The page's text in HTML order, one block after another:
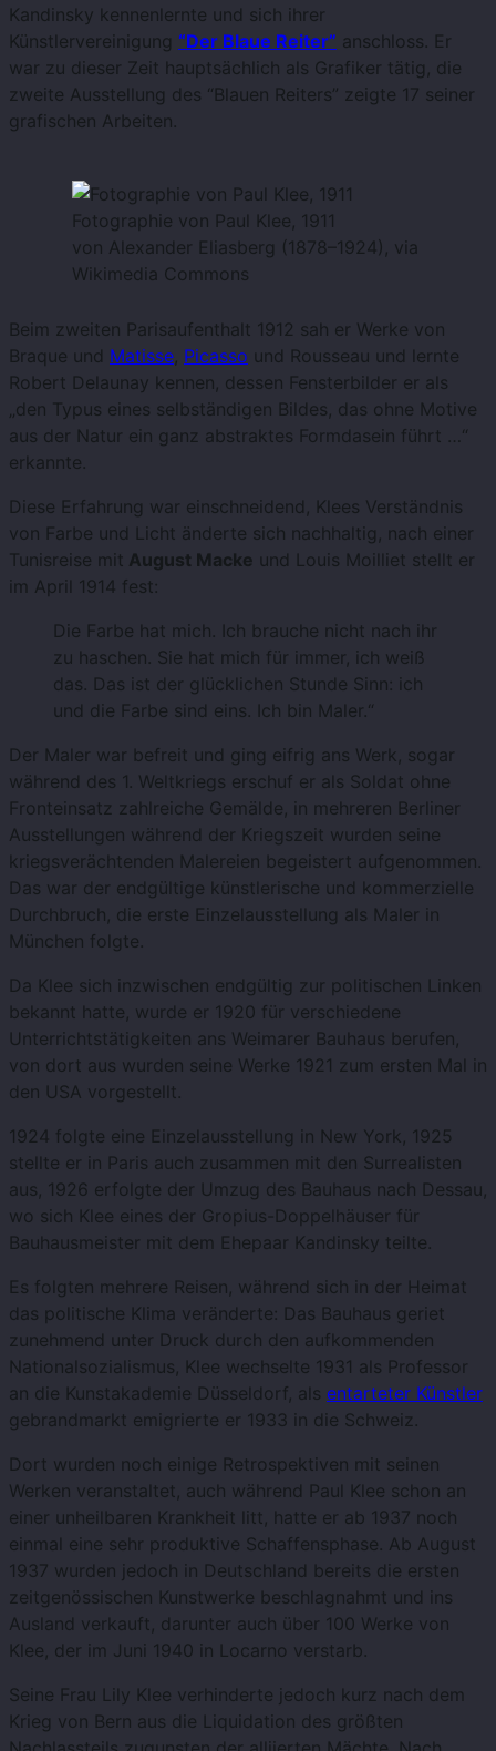
Kandinsky kennenlernte und sich ihrer
Künstlervereinigung “Der Blaue Reiter” anschloss. Er
war zu dieser Zeit hauptsächlich als Grafiker tätig, die
zweite Ausstellung des “Blauen Reiters” zeigte 17 seiner
grafischen Arbeiten.
Fotographie von Paul Klee, 1911
von Alexander Eliasberg (1878–1924), via
Wikimedia Commons
Beim zweiten Parisaufenthalt 1912 sah er Werke von
Braque und Matisse Picasso und Rousseau und lernte
Robert Delaunay kennen, dessen Fensterbilder er als
„den Typus eines selbständigen Bildes, das ohne Motive
aus der Natur ein ganz abstraktes Formdasein führt …“
erkannte.
Diese Erfahrung war einschneidend, Klees Verständnis
von Farbe und Licht änderte sich nachhaltig, nach einer
Tunisreise mit August Macke und Louis Moilliet stellt er
im April 1914 fest:
Die Farbe hat mich. Ich brauche nicht nach ihr
zu haschen. Sie hat mich für immer, ich weiß
das. Das ist der glücklichen Stunde Sinn: ich
und die Farbe sind eins. Ich bin Maler.“
Der Maler war befreit und ging eifrig ans Werk, sogar
während des 1. Weltkriegs erschuf er als Soldat ohne
Fronteinsatz zahlreiche Gemälde, in mehreren Berliner
Ausstellungen während der Kriegszeit wurden seine
kriegsverächtenden Malereien begeistert aufgenommen.
Das war der endgültige künstlerische und kommerzielle
Durchbruch, die erste Einzelausstellung als Maler in
München folgte.
Da Klee sich inzwischen endgültig zur politischen Linken
bekannt hatte, wurde er 1920 für verschiedene
Unterrichtstätigkeiten ans Weimarer Bauhaus berufen,
von dort aus wurden seine Werke 1921 zum ersten Mal in
den USA vorgestellt.
1924 folgte eine Einzelausstellung in New York, 1925
stellte er in Paris auch zusammen mit den Surrealisten
aus, 1926 erfolgte der Umzug des Bauhaus nach Dessau,
wo sich Klee eines der Gropius-Doppelhäuser für
Bauhausmeister mit dem Ehepaar Kandinsky teilte.
Es folgten mehrere Reisen, während sich in der Heimat
das politische Klima veränderte: Das Bauhaus geriet
zunehmend unter Druck durch den aufkommenden
Nationalsozialismus, Klee wechselte 1931 als Professor
an die Kunstakademie Düsseldorf, als entarteter Künstler
gebrandmarkt emigrierte er 1933 in die Schweiz.
Dort wurden noch einige Retrospektiven mit seinen
Werken veranstaltet, auch während Paul Klee schon an
einer unheilbaren Krankheit litt, hatte er ab 1937 noch
einmal eine sehr produktive Schaffensphase. Ab August
1937 wurden jedoch in Deutschland bereits die ersten
zeitgenössischen Kunstwerke beschlagnahmt und ins
Ausland verkauft, darunter auch über 100 Werke von
Klee, der im Juni 1940 in Locarno verstarb.
Seine Frau Lily Klee verhinderte jedoch kurz nach dem
Krieg von Bern aus die Liquidation des größten